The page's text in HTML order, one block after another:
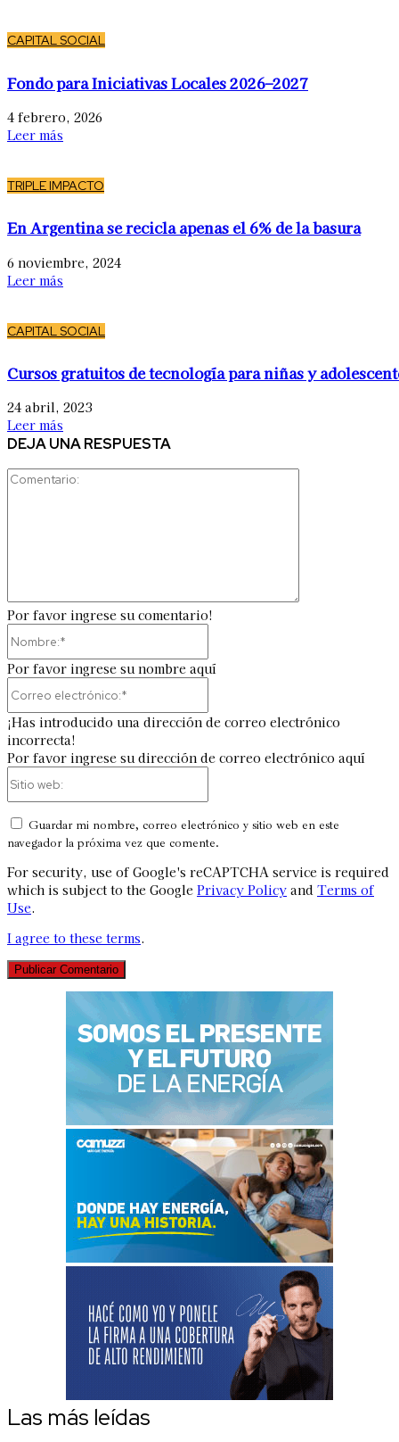
CAPITAL SOCIAL
Fondo para Iniciativas Locales 2026–2027
4 febrero, 2026
Leer más
TRIPLE IMPACTO
En Argentina se recicla apenas el 6% de la basura
6 noviembre, 2024
Leer más
CAPITAL SOCIAL
Cursos gratuitos de tecnología para niñas y
24 abril, 2023
Leer más
DEJA UNA RESPUESTA
Por favor ingrese su comentario!
Por favor ingrese su nombre aquí
¡Has introducido una dirección de correo electrónico
incorrecta!
Por favor ingrese su dirección de correo electrónico aquí
Guardar mi nombre, correo electrónico y sitio web en este
navegador la próxima vez que comente.
For security, use of Google's reCAPTCHA service is required
which is subject to the Google Privacy Policy and Terms of
Use.
I agree to these terms.
Las más leídas